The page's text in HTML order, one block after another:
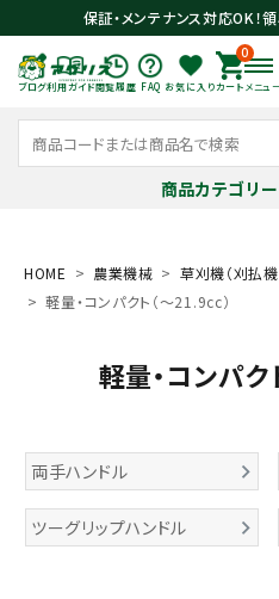
保証・メンテナンス対応OK！
ブログ利用ガイド閲覧履歴 FAQ お気に入り
0
カート メニュ
商品カテゴリ
meeting_room ログイン person 会
HOME 農業機械 草刈機（刈払機
軽量・コンパクト（～21.9cc）
軽量・コンパク
両手ハンドル
ツーグリップハンドル